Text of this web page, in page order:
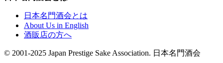
日本名門酒会とは
About Us in English
酒販店の方へ
© 2001-2025 Japan Prestige Sake Association. 日本名門酒会